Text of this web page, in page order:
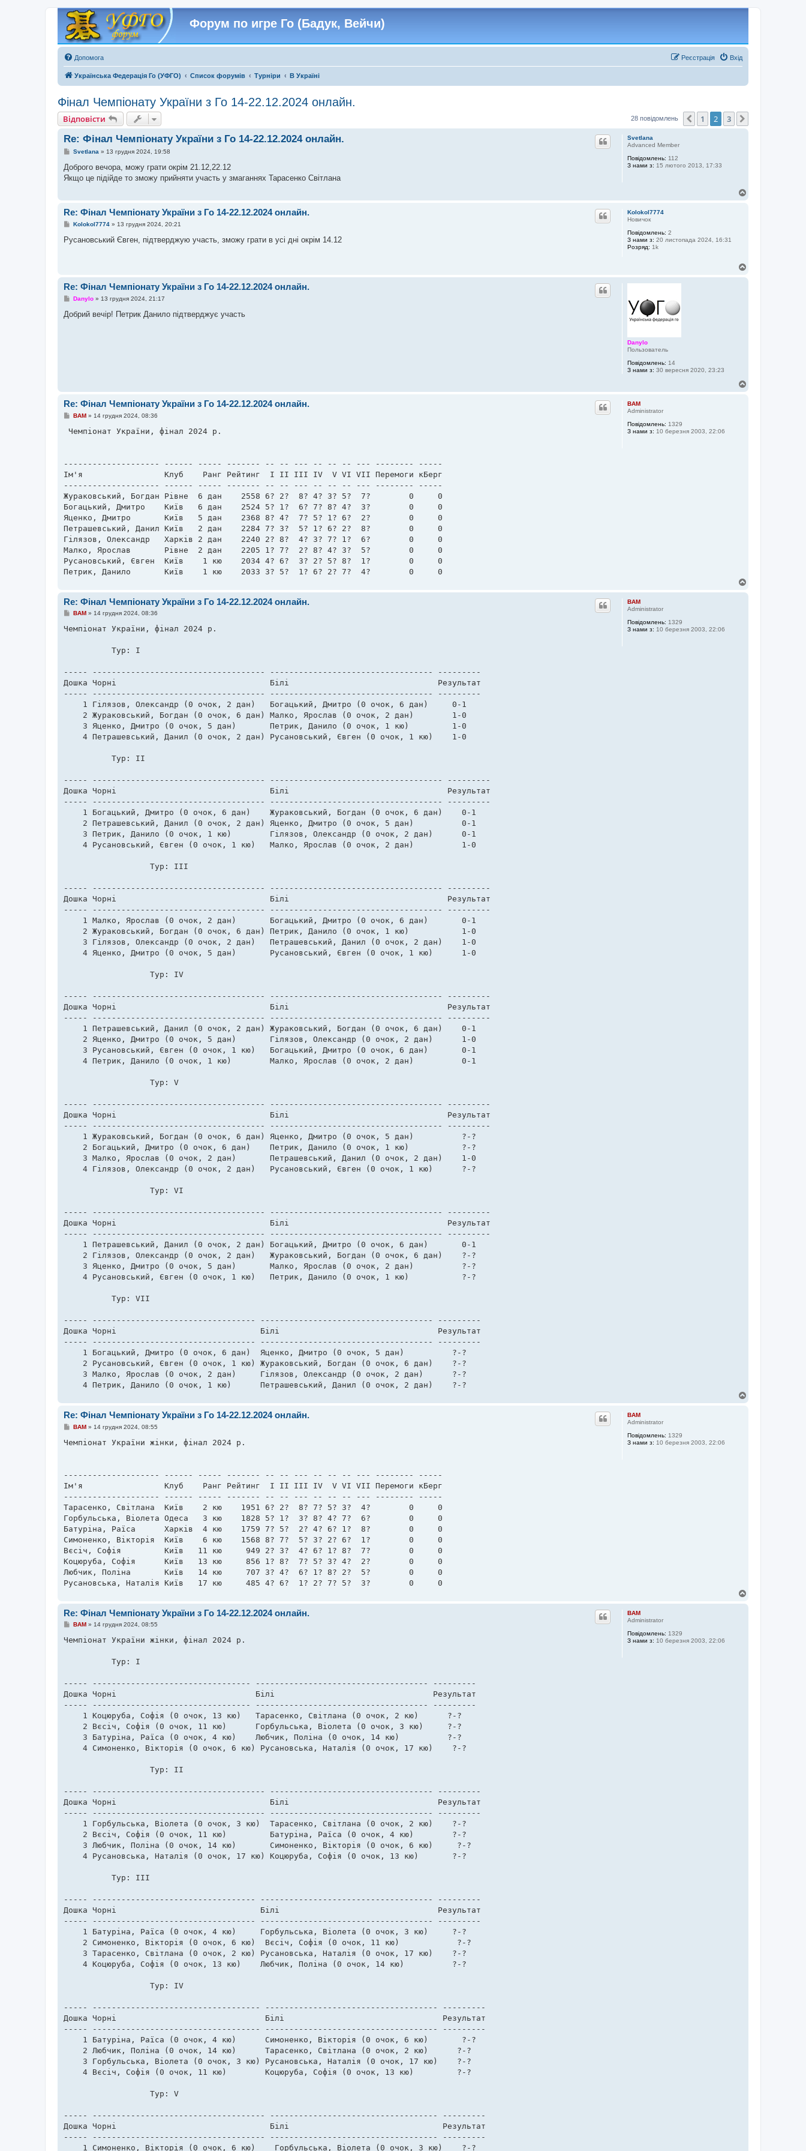
Форум по игре Го (Бадук, Вейчи)
Допомога Вхід
Реєстрація
Українська Федерація Го (УФГО) Список форумів Турніри В Україні
Фінал Чемпіонату України з Го 14-22.12.2024 онлайн.
Відповісти 28 повідомлень Поперед.
1 2 3
Svetlana
Advanced Member
Повідомлень: 112
З нами з: 15 лютого 2013, 17:33
Re: Фінал Чемпіонату України з Го 14-22.12.2024 онлайн.
П
в
д
л
н
н
Svetlana » 13 грудня 2024, 19:58
Доброго вечора, можу грати окрім 21.12,22.12
Якщо це підійде то зможу прийняти участь у змаганнях Тарасенко Світлана
Kolokol7774
Новичок
Повідомлень: 2
З нами з: 20 листопада 2024, 16:31
Розряд: 1k
Re: Фінал Чемпіонату України з Го 14-22.12.2024 онлайн.
П
в
і
н
н
я
Kolokol7774» 13 грудня 2024, 20:21
Русановський Євген, підтверджую участь, зможу грати в усі дні окрім 14.12
Danylo
Пользователь
Повідомлень: 14
З нами з: 30 вересня 2020, 23:23
Re: Фінал Чемпіонату України з Го 14-22.12.2024 онлайн.
П
в
Danylo» 13 грудня 2024, 21:17
Добрий вечір! Петрик Данило підтверджує участь
BAM
Administrator
Повідомлень: 1329
З нами з: 10 березня 2003, 22:06
Re: Фінал Чемпіонату України з Го 14-22.12.2024 онлайн.
П
в
л
е
н
я
BAM» 14 грудня 2024, 08:36
Чемпіонат України, фінал 2024 р.
-------------------- ------ ----- ------- -- -- --- -- -- -- --- -------- -----
Ім'я                 Клуб    Ранг Рейтинг  I II III IV  V VI VII Перемоги кБерг
-------------------- ------ ----- ------- -- -- --- -- -- -- --- -------- -----
Жураковський, Богдан Рівне  6 дан    2558 6? 2?  8? 4? 3? 5?  7?        0     0
Богацький, Дмитро    Київ   6 дан    2524 5? 1?  6? 7? 8? 4?  3?        0     0
Яценко, Дмитро       Київ   5 дан    2368 8? 4?  7? 5? 1? 6?  2?        0     0
Петрашевський, Данил Київ   2 дан    2284 7? 3?  5? 1? 6? 2?  8?        0     0
Гілязов, Олександр   Харків 2 дан    2240 2? 8?  4? 3? 7? 1?  6?        0     0
Малко, Ярослав       Рівне  2 дан    2205 1? 7?  2? 8? 4? 3?  5?        0     0
Русановський, Євген  Київ    1 кю    2034 4? 6?  3? 2? 5? 8?  1?        0     0
Петрик, Данило       Київ    1 кю    2033 3? 5?  1? 6? 2? 7?  4?        0     0
BAM
Administrator
Повідомлень: 1329
З нами з: 10 березня 2003, 22:06
Re: Фінал Чемпіонату України з Го 14-22.12.2024 онлайн.
П
в
н
BAM» 14 грудня 2024, 08:36
Чемпіонат України, фінал 2024 р.
          Тур: I
----- ------------------------------------ ---------------------------------- ---------
Дошка Чорні                                Білі                               Результат
----- ------------------------------------ ---------------------------------- ---------
    1 Гілязов, Олександр (0 очок, 2 дан)   Богацький, Дмитро (0 очок, 6 дан)     0-1
    2 Жураковський, Богдан (0 очок, 6 дан) Малко, Ярослав (0 очок, 2 дан)        1-0
    3 Яценко, Дмитро (0 очок, 5 дан)       Петрик, Данило (0 очок, 1 кю)         1-0
    4 Петрашевський, Данил (0 очок, 2 дан) Русановський, Євген (0 очок, 1 кю)    1-0
          Тур: II
----- ------------------------------------ ------------------------------------ ---------
Дошка Чорні                                Білі                                 Результат
----- ------------------------------------ ------------------------------------ ---------
    1 Богацький, Дмитро (0 очок, 6 дан)    Жураковський, Богдан (0 очок, 6 дан)    0-1
    2 Петрашевський, Данил (0 очок, 2 дан) Яценко, Дмитро (0 очок, 5 дан)          0-1
    3 Петрик, Данило (0 очок, 1 кю)        Гілязов, Олександр (0 очок, 2 дан)      0-1
    4 Русановський, Євген (0 очок, 1 кю)   Малко, Ярослав (0 очок, 2 дан)          1-0
----- ------------------------------------ ------------------------------------ ---------
Дошка Чорні                                Білі                                 Результат
----- ------------------------------------ ------------------------------------ ---------
    1 Малко, Ярослав (0 очок, 2 дан)       Богацький, Дмитро (0 очок, 6 дан)       0-1
    2 Жураковський, Богдан (0 очок, 6 дан) Петрик, Данило (0 очок, 1 кю)           1-0
    3 Гілязов, Олександр (0 очок, 2 дан)   Петрашевський, Данил (0 очок, 2 дан)    1-0
    4 Яценко, Дмитро (0 очок, 5 дан)       Русановський, Євген (0 очок, 1 кю)      1-0
----- ------------------------------------ ------------------------------------ ---------
Дошка Чорні                                Білі                                 Результат
----- ------------------------------------ ------------------------------------ ---------
    1 Петрашевський, Данил (0 очок, 2 дан) Жураковський, Богдан (0 очок, 6 дан)    0-1
    2 Яценко, Дмитро (0 очок, 5 дан)       Гілязов, Олександр (0 очок, 2 дан)      1-0
    3 Русановський, Євген (0 очок, 1 кю)   Богацький, Дмитро (0 очок, 6 дан)       0-1
    4 Петрик, Данило (0 очок, 1 кю)        Малко, Ярослав (0 очок, 2 дан)          0-1
----- ------------------------------------ ------------------------------------ ---------
Дошка Чорні                                Білі                                 Результат
----- ------------------------------------ ------------------------------------ ---------
    1 Жураковський, Богдан (0 очок, 6 дан) Яценко, Дмитро (0 очок, 5 дан)          ?-?
    2 Богацький, Дмитро (0 очок, 6 дан)    Петрик, Данило (0 очок, 1 кю)           ?-?
    3 Малко, Ярослав (0 очок, 2 дан)       Петрашевський, Данил (0 очок, 2 дан)    1-0
    4 Гілязов, Олександр (0 очок, 2 дан)   Русановський, Євген (0 очок, 1 кю)      ?-?
----- ------------------------------------ ------------------------------------ ---------
Дошка Чорні                                Білі                                 Результат
----- ------------------------------------ ------------------------------------ ---------
    1 Петрашевський, Данил (0 очок, 2 дан) Богацький, Дмитро (0 очок, 6 дан)       0-1
    2 Гілязов, Олександр (0 очок, 2 дан)   Жураковський, Богдан (0 очок, 6 дан)    ?-?
    3 Яценко, Дмитро (0 очок, 5 дан)       Малко, Ярослав (0 очок, 2 дан)          ?-?
    4 Русановський, Євген (0 очок, 1 кю)   Петрик, Данило (0 очок, 1 кю)           ?-?
          Тур: VII
----- ---------------------------------- ------------------------------------ ---------
Дошка Чорні                              Білі                                 Результат
----- ---------------------------------- ------------------------------------ ---------
    1 Богацький, Дмитро (0 очок, 6 дан)  Яценко, Дмитро (0 очок, 5 дан)          ?-?
    2 Русановський, Євген (0 очок, 1 кю) Жураковський, Богдан (0 очок, 6 дан)    ?-?
    3 Малко, Ярослав (0 очок, 2 дан)     Гілязов, Олександр (0 очок, 2 дан)      ?-?
    4 Петрик, Данило (0 очок, 1 кю)      Петрашевський, Данил (0 очок, 2 дан)    ?-?
BAM
Administrator
Повідомлень: 1329
З нами з: 10 березня 2003, 22:06
Re: Фінал Чемпіонату України з Го 14-22.12.2024 онлайн.
П
в
л
е
н
я
BAM» 14 грудня 2024, 08:55
Чемпіонат України жінки, фінал 2024 р.
-------------------- ------ ----- ------- -- -- --- -- -- -- --- -------- -----
Ім'я                 Клуб    Ранг Рейтинг  I II III IV  V VI VII Перемоги кБерг
-------------------- ------ ----- ------- -- -- --- -- -- -- --- -------- -----
Тарасенко, Світлана  Київ    2 кю    1951 6? 2?  8? 7? 5? 3?  4?        0     0
Горбульська, Віолета Одеса   3 кю    1828 5? 1?  3? 8? 4? 7?  6?        0     0
Батуріна, Раїса      Харків  4 кю    1759 7? 5?  2? 4? 6? 1?  8?        0     0
Симоненко, Вікторія  Київ    6 кю    1568 8? 7?  5? 3? 2? 6?  1?        0     0
Вєсіч, Софія         Київ   11 кю     949 2? 3?  4? 6? 1? 8?  7?        0     0
Коцюруба, Софія      Київ   13 кю     856 1? 8?  7? 5? 3? 4?  2?        0     0
Любчик, Поліна       Київ   14 кю     707 3? 4?  6? 1? 8? 2?  5?        0     0
Русановська, Наталія Київ   17 кю     485 4? 6?  1? 2? 7? 5?  3?        0     0
BAM
Administrator
Повідомлень: 1329
З нами з: 10 березня 2003, 22:06
Re: Фінал Чемпіонату України з Го 14-22.12.2024 онлайн.
П
в
н
BAM» 14 грудня 2024, 08:55
Чемпіонат України жінки, фінал 2024 р.
          Тур: I
----- --------------------------------- ------------------------------------ ---------
Дошка Чорні                             Білі                                 Результат
----- --------------------------------- ------------------------------------ ---------
    1 Коцюруба, Софія (0 очок, 13 кю)   Тарасенко, Світлана (0 очок, 2 кю)      ?-?
    2 Вєсіч, Софія (0 очок, 11 кю)      Горбульська, Віолета (0 очок, 3 кю)     ?-?
    3 Батуріна, Раїса (0 очок, 4 кю)    Любчик, Поліна (0 очок, 14 кю)          ?-?
    4 Симоненко, Вікторія (0 очок, 6 кю) Русановська, Наталія (0 очок, 17 кю)    ?-?
----- ------------------------------------ ---------------------------------- ---------
Дошка Чорні                                Білі                               Результат
----- ------------------------------------ ---------------------------------- ---------
    1 Горбульська, Віолета (0 очок, 3 кю)  Тарасенко, Світлана (0 очок, 2 кю)    ?-?
    2 Вєсіч, Софія (0 очок, 11 кю)         Батуріна, Раїса (0 очок, 4 кю)        ?-?
    3 Любчик, Поліна (0 очок, 14 кю)       Симоненко, Вікторія (0 очок, 6 кю)     ?-?
    4 Русановська, Наталія (0 очок, 17 кю) Коцюруба, Софія (0 очок, 13 кю)       ?-?
          Тур: III
----- ---------------------------------- ------------------------------------ ---------
Дошка Чорні                              Білі                                 Результат
----- ---------------------------------- ------------------------------------ ---------
    1 Батуріна, Раїса (0 очок, 4 кю)     Горбульська, Віолета (0 очок, 3 кю)     ?-?
    2 Симоненко, Вікторія (0 очок, 6 кю)  Вєсіч, Софія (0 очок, 11 кю)            ?-?
    3 Тарасенко, Світлана (0 очок, 2 кю) Русановська, Наталія (0 очок, 17 кю)    ?-?
    4 Коцюруба, Софія (0 очок, 13 кю)    Любчик, Поліна (0 очок, 14 кю)          ?-?
----- ----------------------------------- ------------------------------------ ---------
Дошка Чорні                               Білі                                 Результат
----- ----------------------------------- ------------------------------------ ---------
    1 Батуріна, Раїса (0 очок, 4 кю)      Симоненко, Вікторія (0 очок, 6 кю)       ?-?
    2 Любчик, Поліна (0 очок, 14 кю)      Тарасенко, Світлана (0 очок, 2 кю)      ?-?
    3 Горбульська, Віолета (0 очок, 3 кю) Русановська, Наталія (0 очок, 17 кю)    ?-?
    4 Вєсіч, Софія (0 очок, 11 кю)        Коцюруба, Софія (0 очок, 13 кю)         ?-?
----- ------------------------------------ ----------------------------------- ---------
Дошка Чорні                                Білі                                Результат
----- ------------------------------------ ----------------------------------- ---------
    1 Симоненко, Вікторія (0 очок, 6 кю)    Горбульська, Віолета (0 очок, 3 кю)    ?-?